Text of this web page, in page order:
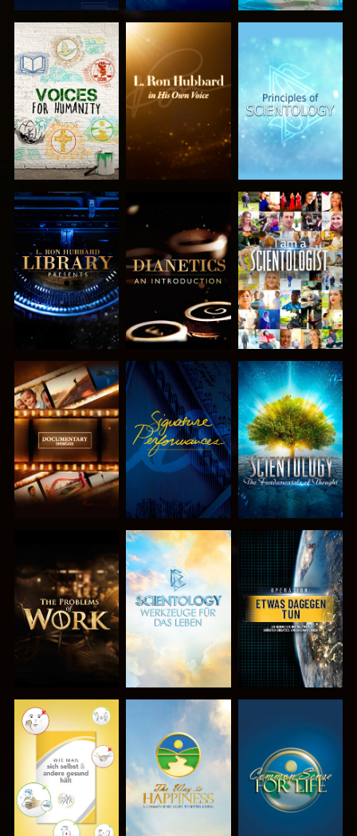
SERIE
ENTDECKEN
SERIE
ENTDECKEN
SERIE
ENTDECKEN
SERIE
ENTDECKEN
SERIE
ENTDECKEN
ANSEHEN
SERIE
ENTDECKEN
ANSEHEN
SERIE
ENTDECKEN
SERIE
ENTDECKEN
SERIE
ENTDECKEN
ANSEHEN
ANSEHEN ANSEHEN ANSEHEN